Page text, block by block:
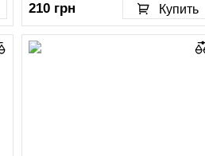
210 грн Купить